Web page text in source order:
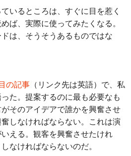
いるところは、すぐに目を惹く
ば、実際に使ってみたくなる。
は、そうそうあるものではな
の記事 （リンク先は英語）で、私
た。提案するのに最も必要なも
そのアイデアで誰かを興奮させ
しなければならない。これは演
える。観客を興奮させたけれ
なければならないのだ。